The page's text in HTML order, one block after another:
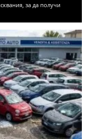
за да получи